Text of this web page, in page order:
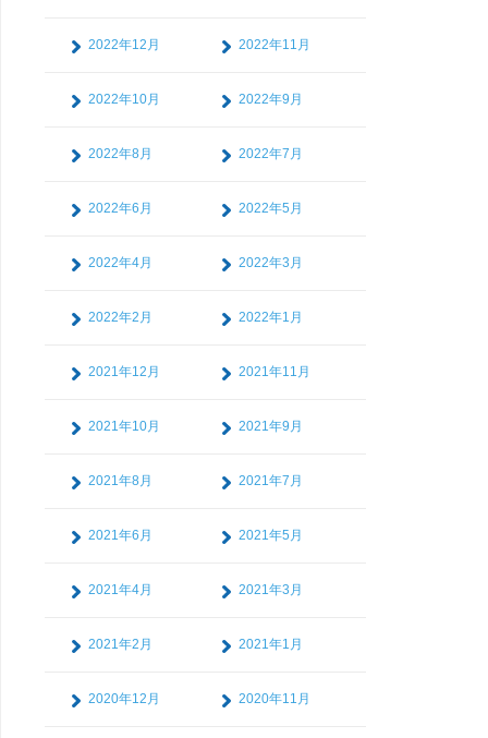
2022年12月 2022年11月
2022年10月 2022年9月
2022年8月 2022年7月
2022年6月 2022年5月
2022年4月 2022年3月
2022年2月 2022年1月
2021年12月 2021年11月
2021年10月 2021年9月
2021年8月 2021年7月
2021年6月 2021年5月
2021年4月 2021年3月
2021年2月 2021年1月
2020年12月 2020年11月